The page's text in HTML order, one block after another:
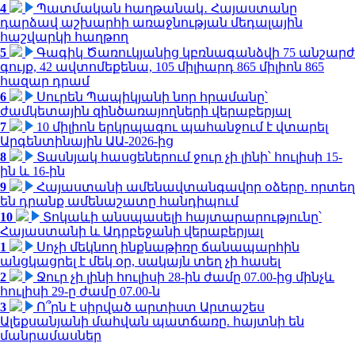
4
Պատմական հաղթանակ․ Հայաստանը
դարձավ աշխարհի առաջնության մեդալային
հաշվարկի հաղթող
5
Գագիկ Ծառուկյանից կբռնագանձվի 75 անշարժ
գույք, 42 ավտոմեքենա, 105 միլիարդ 865 միլիոն 865
հազար դրամ
6
Սուրեն Պապիկյանի նոր հրամանը՝
ժամկետային զինծառայողների վերաբերյալ
7
10 միլիոն երկրպագու պահանջում է վտարել
Արգենտինային ԱԱ-2026-ից
8
Տասնյակ հասցեներում ջուր չի լինի՝ հուլիսի 15-
ին և 16-ին
9
Հայաստանի ամենավտանգավոր օձերը. որտեղ
են դրանք ամենաշատը հանդիպում
10
Տոկաևի անսպասելի հայտարարությունը՝
Հայաստանի և Ադրբեջանի վերաբերյալ
1
Սոչի մեկնող ինքնաթիռը ճանապարհին
անցկացրել է մեկ օր, սակայն տեղ չի հասել
2
Ջուր չի լինի հուլիսի 28-ին ժամը 07.00-ից մինչև
հուլիսի 29-ը ժամը 07.00-ն
3
Ո՞րն է սիրված արտիստ Արտաշես
Ալեքսանյանի մահվան պատճառը. հայտնի են
մանրամասներ